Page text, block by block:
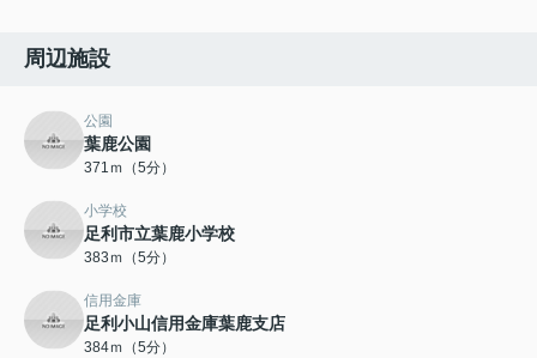
周辺施設
公園
葉鹿公園
371ｍ（5分）
小学校
足利市立葉鹿小学校
383ｍ（5分）
信用金庫
足利小山信用金庫葉鹿支店
384ｍ（5分）